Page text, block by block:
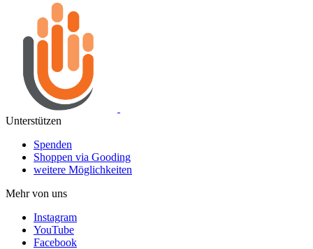
Unterstützen
Spenden
Shoppen via Gooding
weitere Möglichkeiten
Mehr von uns
Instagram
YouTube
Facebook